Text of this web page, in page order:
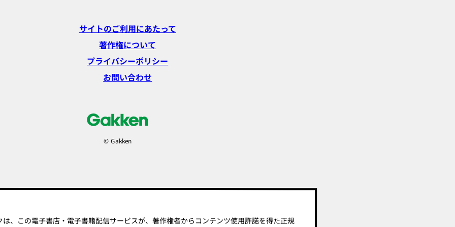
サイトのご利用にあたって
著作権について
プライバシーポリシー
お問い合わせ
© Gakken
は、この電子書店・電子書籍配信サービスが、著作権者からコンテンツ使用許諾を得た正規